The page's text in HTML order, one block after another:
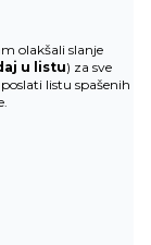
olakšali slanje
u listu) za sve
listu spašenih